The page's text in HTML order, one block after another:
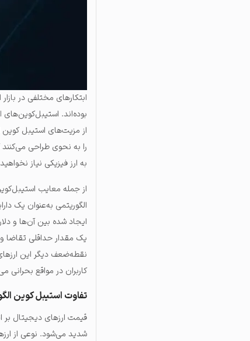
ابتکارهای مختلفی در
بوده‌اند.
از مزیت‌های استیبل کوین
را به نحوی طراحی
به ارز فیزیکی نیاز
از جمله معایب
الگوریتمی به‌عنوان یک
ایجاد شده بین آن‌ها و
یک مقدار حداقلی تقاضا
نقطه‌ضعف دیگر این
کاربران در مواقع
تفاوت استیبل کوین
قیمت ارزهای دیجیتال بر
شدید می‌شود. نوعی از